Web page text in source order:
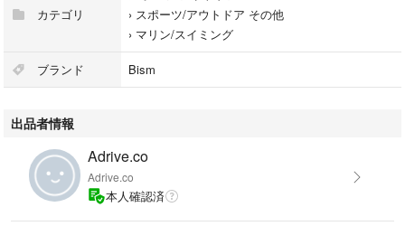
ホースクリップ、ホイッスルは標準装備
カテゴリ
› スポーツ/アウトドア その他
› マリン/スイミング
ブランド Bism
出品者情報
Adrive.co
Adrive.co
本人確認済